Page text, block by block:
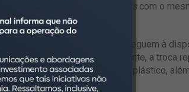
dispenserscom o
para as mãos e outros, seguem à
pump. Já para o meio ambiente, a troca
até 12 vezes na produção de plástico,